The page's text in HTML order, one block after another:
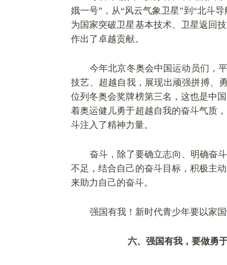
娥一号”，从“风云气象卫星”到“北斗
为国家突破卫星基本技术、卫星返回
作出了卓越贡献。
今年北京冬奥会中国运动员们，
技艺、超越自我，展现出顽强拼搏、
位列冬奥会奖牌榜第三名，这也是中
着奥运健儿勇于超越自我的奋斗气质
斗注入了精神力量。
奋斗，除了要确立志向、明确奋
不足，结合自己的奋斗目标，积极主
来助力自己的奋斗。
强国有我！新时代青少年要以家
六、强国有我，要做勇